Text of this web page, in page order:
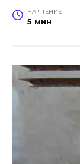
НА ЧТЕНИЕ
5 мин